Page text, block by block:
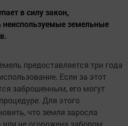
в силу закон,
земельные
предоставляется три года
Если за этот
заброшенным, его могут
Для этого
что земля заросла
не огорожена забором.